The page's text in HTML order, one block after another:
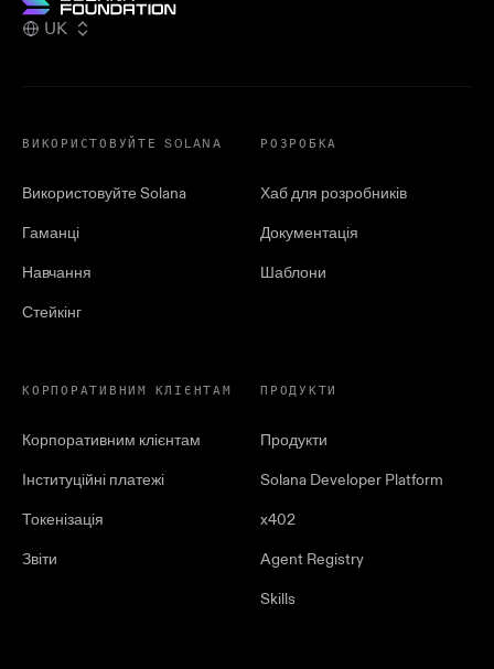
UK
ВИКОРИСТОВУЙТЕ SOLANA
Використовуйте Solana
Гаманці
Навчання
Стейкінг
РОЗРОБКА
Хаб для розробників
Документація
Шаблони
КОРПОРАТИВНИМ КЛІЄНТАМ
Корпоративним клієнтам
Інституційні платежі
Токенізація
Звіти
ПРОДУКТИ
Продукти
Solana Developer Platform
x402
Agent Registry
Skills